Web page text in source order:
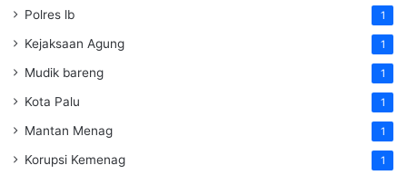
Polres lb 1
Kejaksaan Agung 1
Mudik bareng 1
Kota Palu 1
Mantan Menag 1
Korupsi Kemenag 1